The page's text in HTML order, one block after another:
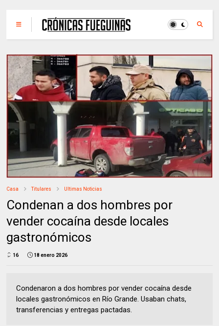
Casa Titulares Ultimas Noticias
Condenan a dos hombres por
vender cocaína desde locales
gastronómicos
16 18 enero 2026
Condenaron a dos hombres por vender cocaína desde
locales gastronómicos en Río Grande. Usaban chats,
transferencias y entregas pactadas.